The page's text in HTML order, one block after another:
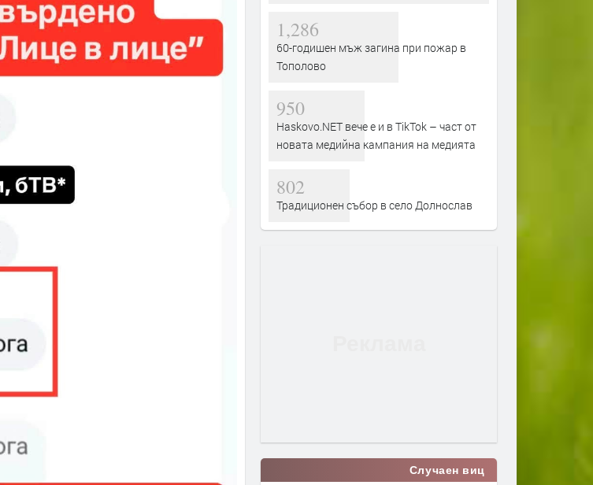
1,286
60-годишен мъж загина при пожар в
Тополово
950
Haskovo.NET вече е и в TikTok – част от
новата медийна кампания на медията
802
Традиционен събор в село Долнослав
Случаен виц